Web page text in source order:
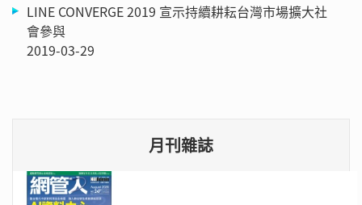
LINE CONVERGE 2019 宣示持續耕耘台灣市場擴大社
會參與
2019-03-29
月刊雜誌